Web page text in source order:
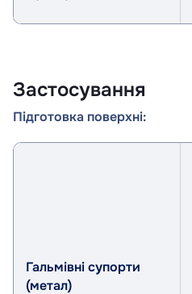
Застосування
Підготовка поверхні:
Гальмівні супорти
(метал)